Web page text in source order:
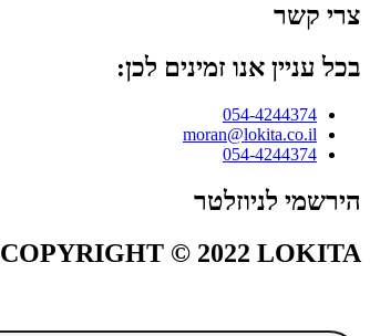
צרי קשר
בכל עניין אנו זמינים לכן:
054-4244374
moran@lokita.co.il
054-4244374
הירשמי לניוזלטר
COPYRIGHT © 2022 LOKITA